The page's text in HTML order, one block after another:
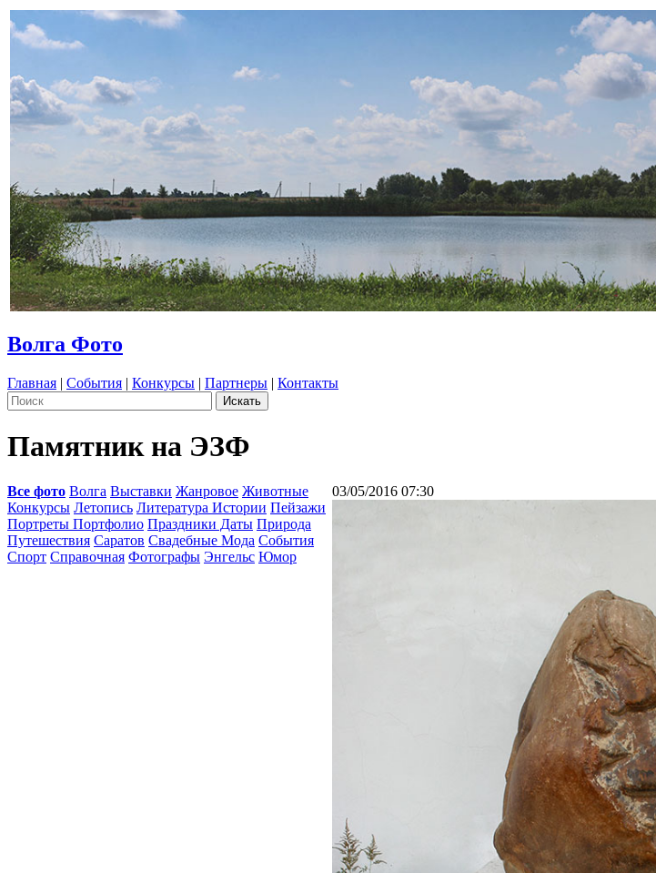
Волга Фото
Главная | События | Конкурсы | Партнеры | Контакты
Памятник на ЭЗФ
Все фото Волга Выставки Жанровое Животные
Конкурсы Летопись Литература Истории Пейзажи
Портреты Портфолио Праздники Даты Природа
Путешествия Саратов Свадебные Мода События
Спорт Справочная Фотографы Энгельс Юмор
03/05/2016 07:30